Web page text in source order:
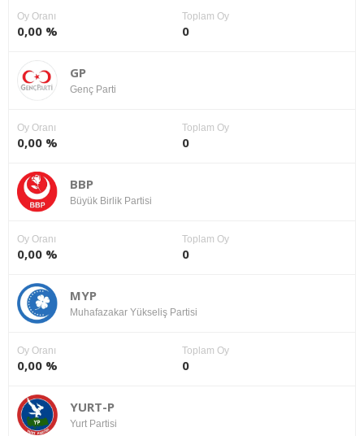
Oy Oranı
0,00 %
Toplam Oy
0
GP
Genç Parti
Oy Oranı
0,00 %
Toplam Oy
0
BBP
Büyük Birlik Partisi
Oy Oranı
0,00 %
Toplam Oy
0
MYP
Muhafazakar Yükseliş Partisi
Oy Oranı
0,00 %
Toplam Oy
0
YURT-P
Yurt Partisi